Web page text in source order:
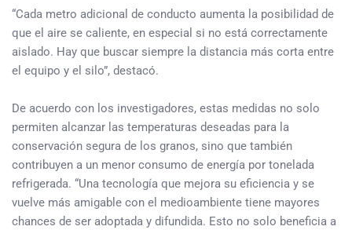
“Cada metro adicional de conducto aumenta la posibilidad de
que el aire se caliente, en especial si no está correctamente
aislado. Hay que buscar siempre la distancia más corta entre
el equipo y el silo”, destacó.
De acuerdo con los investigadores, estas medidas no solo
permiten alcanzar las temperaturas deseadas para la
conservación segura de los granos, sino que también
contribuyen a un menor consumo de energía por tonelada
refrigerada. “Una tecnología que mejora su eficiencia y se
vuelve más amigable con el medioambiente tiene mayores
chances de ser adoptada y difundida. Esto no solo beneficia a